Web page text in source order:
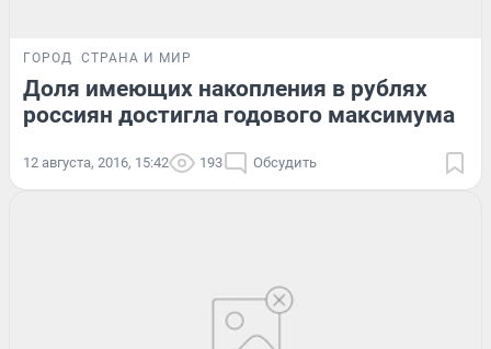
ГОРОД СТРАНА И МИР
Доля имеющих накопления в рублях
россиян достигла годового максимума
12 августа, 2016, 15:42 193 Обсудить